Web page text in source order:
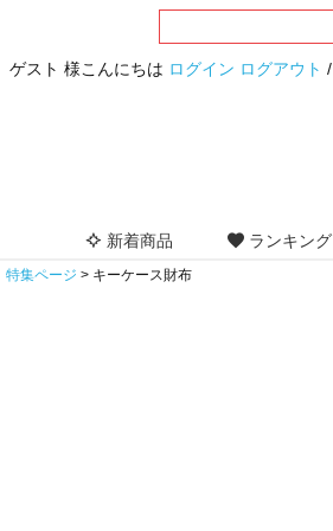
ゲスト 様こんにちは ログイン ログアウト /
新着商品 ランキング
特集ページ キーケース財布